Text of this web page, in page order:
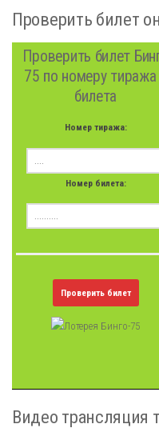
Проверить билет
Проверить билет
75 по номеру тиража
билета
Номер тиража:
Номер билета:
Проверить билет
Видео трансляция